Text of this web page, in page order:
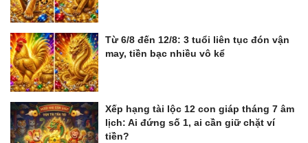
Từ 6/8 đến 12/8: 3 tuổi liên tục đón vận
may, tiền bạc nhiều vô kể
Xếp hạng tài lộc 12 con giáp tháng 7 âm
lịch: Ai đứng số 1, ai cần giữ chặt ví
tiền?